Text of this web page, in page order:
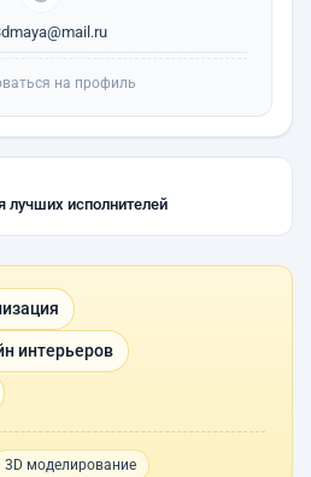
на профиль
лучших исполнителей
интерьеров
3D моделирование